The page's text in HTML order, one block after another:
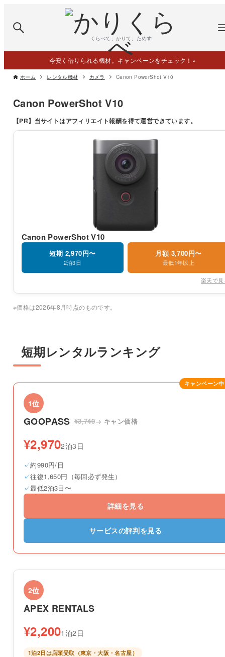
くらべて、かりて、ためす
今安く借りられる機材。キャンペーンをチェック！ »
ホーム レンタル機材 カメラ Canon PowerShot V10
Canon PowerShot V10
【PR】 当サイトはアフィリエイト報酬を得て運営できています。
Canon PowerShot V10
短期 2,970円〜
2泊3日
月額 3,700円〜
最低1年以上
楽天で
※価格は2026年8月時点のものです。
短期レンタルランキング
キャンペーン中
1位
GOOPASS ¥3,740→ キャン価格
¥2,9702泊3日
約990円/日
往復1,650円（毎回必ず発生）
最低2泊3日〜
詳細を見る
サービスの評判を見る
2位
APEX RENTALS
¥2,2001泊2日
1泊2日は店頭受取（東京・大阪・名古屋）